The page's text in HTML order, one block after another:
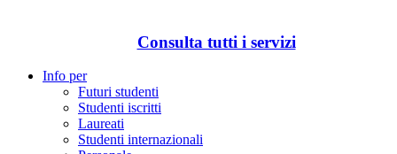
Consulta tutti i servizi
Info per
Futuri studenti
Studenti iscritti
Laureati
Studenti internazionali